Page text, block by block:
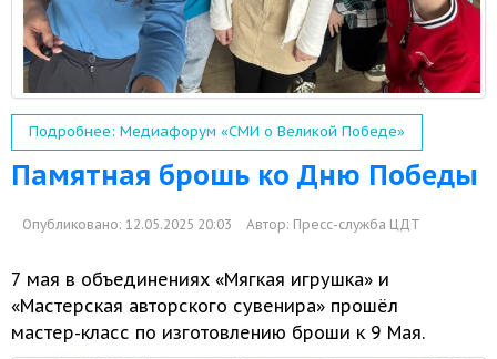
Подробнее: Медиафорум «СМИ о Великой Победе»
Памятная брошь ко Дню Победы
Опубликовано: 12.05.2025 20:03 Автор: Пресс-служба ЦДТ
7 мая в объединениях «Мягкая игрушка» и
«Мастерская авторского сувенира» прошёл
мастер-класс по изготовлению броши к 9 Мая.